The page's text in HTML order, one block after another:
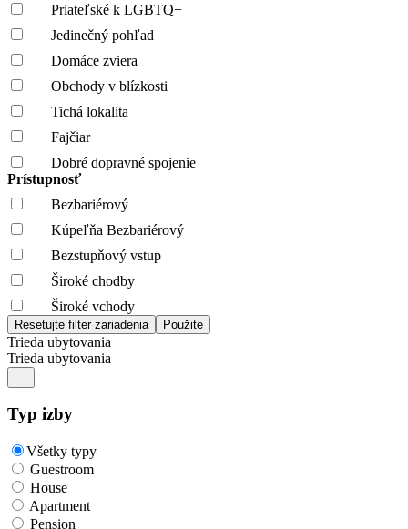
Priateľské k LGBTQ+
Jedinečný pohľad
Domáce zviera
Obchody v blízkosti
Tichá lokalita
Fajčiar
Dobré dopravné spojenie
Prístupnosť
Bezbariérový
Kúpeľňa Bezbariérový
Bezstupňový vstup
Široké chodby
Široké vchody
Trieda ubytovania
Trieda ubytovania
Typ izby
Všetky typy
Guestroom
House
Apartment
Pension